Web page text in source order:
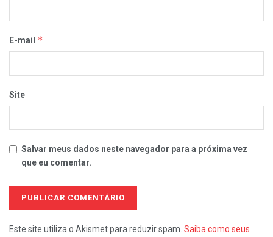
E-mail *
Site
Salvar meus dados neste navegador para a próxima vez
que eu comentar.
Este site utiliza o Akismet para reduzir spam. Saiba como seus